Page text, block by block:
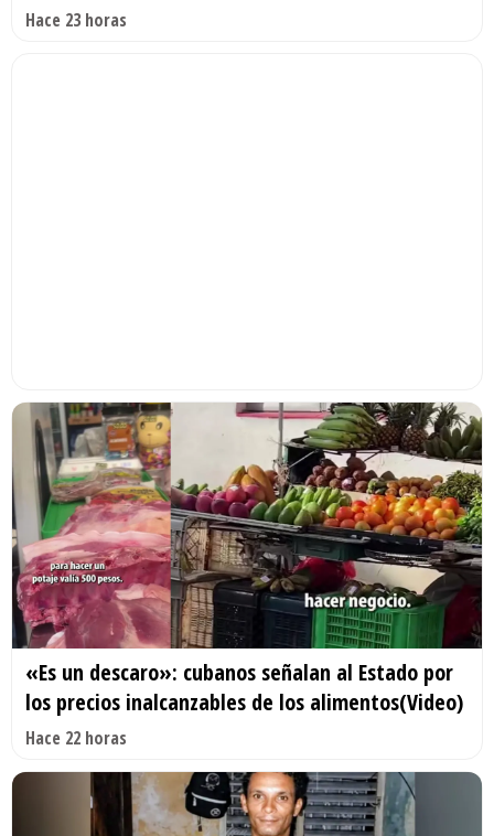
Hace 23 horas
«Es un descaro»: cubanos señalan al Estado por
los precios inalcanzables de los alimentos(Video)
Hace 22 horas